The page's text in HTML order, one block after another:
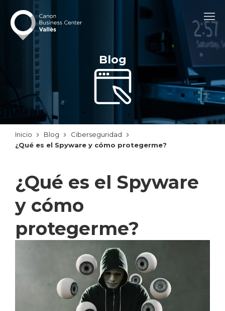
Blog
Inicio Blog
Ciberseguridad
¿Qué es el Spyware y cómo protegerme?
¿Qué es el Spyware
y cómo
protegerme?